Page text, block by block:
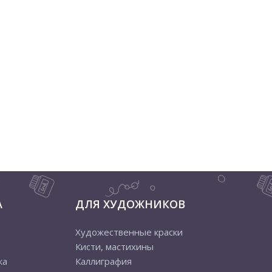
ДЛЯ ХУДОЖНИКОВ
Художественные краски
Кисти, мастихины
Каллиграфия